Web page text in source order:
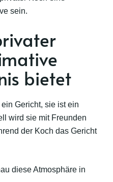
sein.
bietet
Gericht, sie ist ein
wird sie mit Freunden
der Koch das Gericht
diese Atmosphäre in